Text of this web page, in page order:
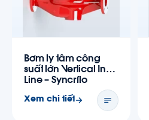
Bơm ly tâm công
suất lớn Vertical In-
Line – Syncrflo
Xem chi tiết